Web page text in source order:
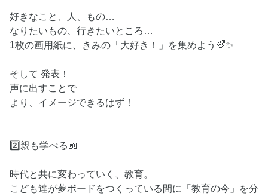
好きなこと、人、もの…
なりたいもの、行きたいところ…
1枚の画用紙に、きみの「大好き！」を集めよう🌈✨
そして 発表！
声に出すことで
より、イメージできるはず！
2️⃣親も学べる📖
時代と共に変わっていく、教育。
こども達が夢ボードをつくっている間に「教育の今」を分